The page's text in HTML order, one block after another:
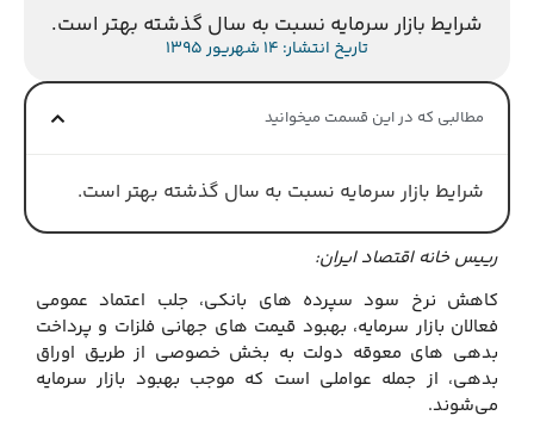
شرایط بازار سرمایه نسبت به سال گذشته بهتر است.
تاریخ انتشار: 14 شهریور 1395
مطالبی که در این قسمت میخوانید
شرایط بازار سرمایه نسبت به سال گذشته بهتر است.
رییس خانه اقتصاد ایران:
کاهش نرخ سود سپرده های بانکی، جلب اعتماد عمومی
فعالان بازار سرمایه، بهبود قیمت های جهانی فلزات و پرداخت
بدهی های معوقه دولت به بخش خصوصی از طریق اوراق
بدهی، از جمله عواملی است که موجب بهبود بازار سرمایه
می‌شوند.